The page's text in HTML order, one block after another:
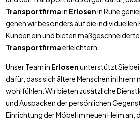
Transportfirmain Erlosenin Ruhe
gehen wir besonders auf die
Kunden ein und bieten
Transportfirmaerleichtern.
Unser Team in Erlosenunterstützt Sie
dafür, dass sich ältere Menschen in ihrem
wohlfühlen. Wir bieten zusätzliche
und Auspacken der persönlichen
Einrichtung der Möbel im neuen Heim an,